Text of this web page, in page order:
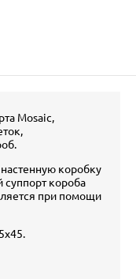
Mosaic,
коробку
суппорт короба
при помощи